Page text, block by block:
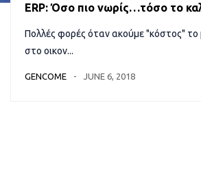
ERP: Όσο πιο νωρίς…τόσο το
Πολλές φορές όταν ακούμε "κόστος" το
στο οικον...
GENCOME JUNE 6, 2018